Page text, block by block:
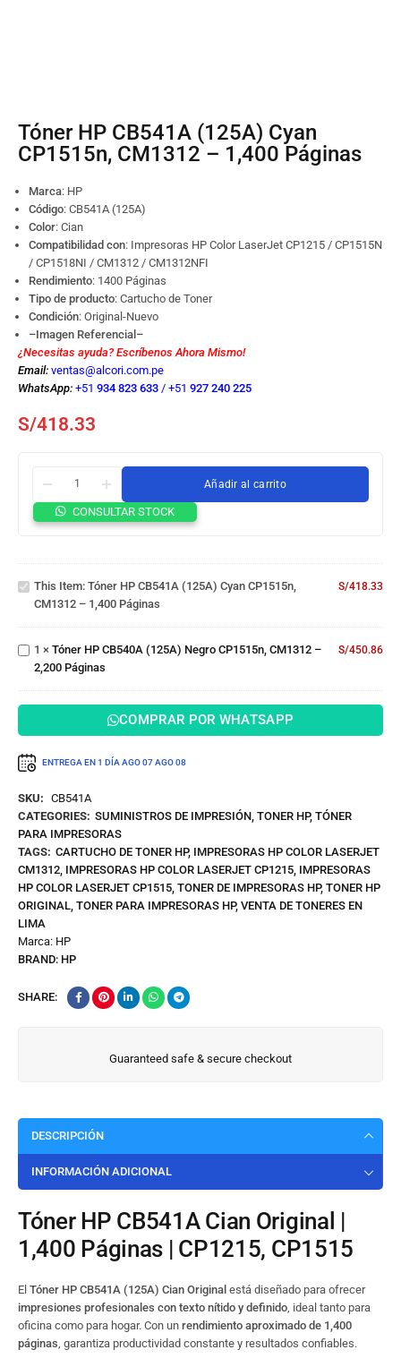
Tóner HP CB541A (125A) Cyan
CP1515n, CM1312 – 1,400 Páginas
Marca: HP
Código: CB541A (125A)
Color: Cian
Compatibilidad con: Impresoras HP Color LaserJet CP1215 / CP1515N
/ CP1518NI / CM1312 / CM1312NFI
Rendimiento: 1400 Páginas
Tipo de producto: Cartucho de Toner
Condición: Original-Nuevo
–Imagen Referencial–
¿Necesitas ayuda? Escríbenos Ahora Mismo!
Email: ventas@alcori.com.pe
WhatsApp: +51 934 823 633 / +51 927 240 225
S/418.33
Añadir al carrito
CONSULTAR STOCK
Tóner HP
Cyan
CP1515n,
CM1312
This Item: Tóner HP CB541A (125A) Cyan CP1515n,
CM1312 – 1,400 Páginas
S/418.33
Tóner HP
CB540A
Negro
CP1515n,
CM1312
Páginas
1 × Tóner HP CB540A (125A) Negro CP1515n, CM1312 –
2,200 Páginas
S/450.86
COMPRAR POR WHATSAPP
ENTREGA EN 1 DÍA AGO 07AGO 08
SKU: CB541A
CATEGORIES: SUMINISTROS DE IMPRESIÓN TONER HP, TÓNER
PARA IMPRESORAS
TAGS: CARTUCHO DE TONER HP, IMPRESORAS HP COLOR LASERJET
CM1312 IMPRESORAS HP COLOR LASERJET CP1215 IMPRESORAS
HP COLOR LASERJET CP1515 TONER DE IMPRESORAS HP, TONER HP
ORIGINAL TONER PARA IMPRESORAS HP, VENTA DE TONERES EN
LIMA
Marca: HP
BRAND: HP
SHARE:
Guaranteed safe & secure checkout
DESCRIPCIÓN
INFORMACIÓN ADICIONAL
Tóner HP CB541A Cian Original |
1,400 Páginas | CP1215, CP1515
El Tóner HP CB541A (125A) Cian Original está diseñado para ofrecer
impresiones profesionales con texto nítido y definido , ideal tanto para
oficina como para hogar. Con un rendimiento aproximado de 1,400
páginas , garantiza productividad constante y resultados confiables.